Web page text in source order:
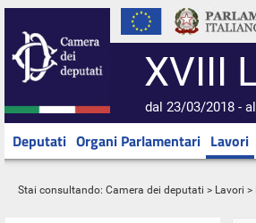
XVIII
dal 23/03/2018 -
Deputati Organi Parlamentari Lavori
Stai consultando: Camera dei deputati > Lavori >